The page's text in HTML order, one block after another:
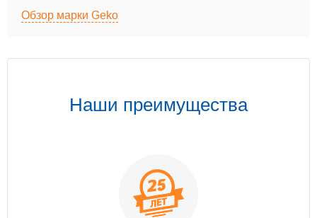
Обзор марки Geko
Наши преимущества